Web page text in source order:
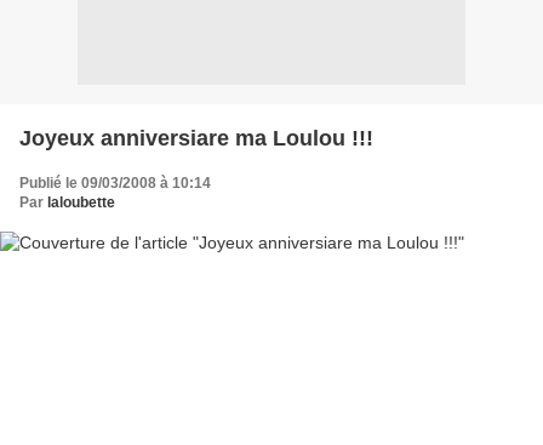
Joyeux anniversiare ma Loulou !!!
Publié le 09/03/2008 à 10:14
Par laloubette